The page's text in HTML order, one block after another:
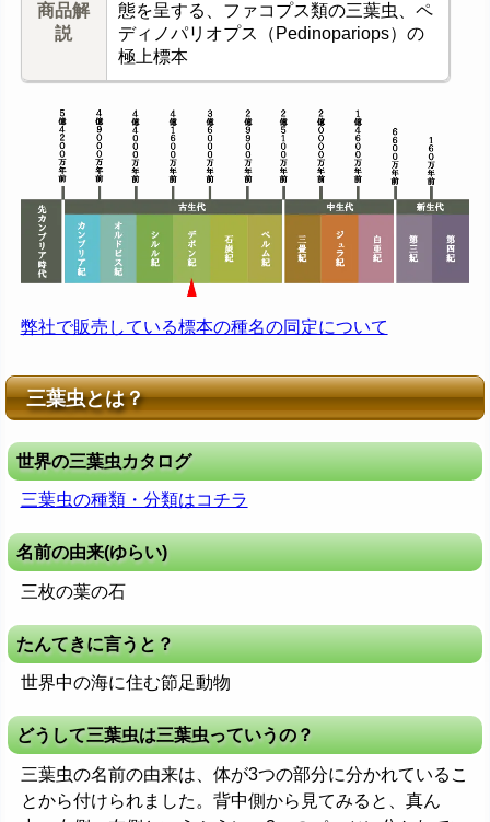
商品解
説
態を呈する、ファコプス類の三葉虫、ペ
ディノパリオプス（Pedinopariops）の
極上標本
弊社で販売している標本の種名の同定について
三葉虫とは？
世界の三葉虫カタログ
三葉虫の種類・分類はコチラ
名前の由来(ゆらい)
三枚の葉の石
たんてきに言うと？
世界中の海に住む節足動物
どうして三葉虫は三葉虫っていうの？
三葉虫の名前の由来は、体が3つの部分に分かれているこ
とから付けられました。背中側から見てみると、真ん